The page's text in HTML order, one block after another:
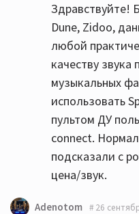
Здравствуйте!
Dune, Zidoo,
любой
качеству звука
музыкальных
использовать
пультом ДУ
connect.
подсказали с
цена/звук.
Adenotom 26